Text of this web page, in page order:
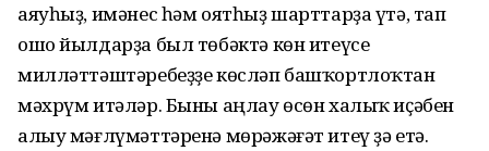
аяуһыҙ, имәнес һәм оятһыҙ шарттарҙа үтә, тап
ошо йылдарҙа был төбәктә көн итеүсе
милләттәштәребеҙҙе көсләп башҡортлоҡтан
мәхрүм итәләр. Быны аңлау өсөн халыҡ иҫәбен
алыу мәғлүмәттәренә мөрәжәғәт итеү ҙә етә.